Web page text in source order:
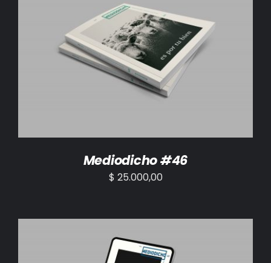
AÑADIR AL CARRITO DETALLES
Mediodicho #46
$ 25.000,00